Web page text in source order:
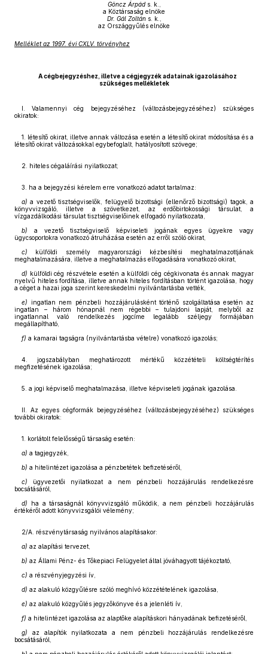
Göncz Árpáds. k.,
a Köztársaság elnöke
Dr. Gál Zoltáns. k.,
az Országgyűlés elnöke
Melléklet az 1997. évi CXLV. törvényhez
A cégbejegyzéshez, illetve a cégjegyzék adatainak igazolásához
szükséges mellékletek
I. Valamennyi cég bejegyzéséhez (változásbejegyzéséhez) szükséges
okiratok:
1. létesítő okirat, illetve annak változása esetén a létesítő okirat módosítása és a
létesítő okirat változásokkal egybefoglalt, hatályosított szövege;
2. hiteles cégaláírási nyilatkozat;
3. ha a bejegyzési kérelem erre vonatkozó adatot tartalmaz:
a) a vezető tisztségviselők, felügyelő bizottsági (ellenőrző bizottsági) tagok, a
könyvvizsgáló, illetve a szövetkezet, az erdőbirtokossági társulat, a
vízgazdálkodási társulat tisztségviselőinek elfogadó nyilatkozata,
b) a vezető tisztségviselő képviseleti jogának egyes ügyekre vagy
ügycsoportokra vonatkozó átruházása esetén az erről szóló okirat,
c) külföldi személy magyarországi kézbesítési meghatalmazottjának
meghatalmazására, illetve a meghatalmazás elfogadására vonatkozó okirat,
d) külföldi cég részvétele esetén a külföldi cég cégkivonata és annak magyar
nyelvű hiteles fordítása, illetve annak hiteles fordításban történt igazolása, hogy
a céget a hazai joga szerint kereskedelmi nyilvántartásba vették,
e) ingatlan nem pénzbeli hozzájárulásként történő szolgáltatása esetén az
ingatlan – három hónapnál nem régebbi – tulajdoni lapját, melyből az
ingatlannal való rendelkezés jogcíme legalább széljegy formájában
megállapítható,
f) a kamarai tagságra (nyilvántartásba vételre) vonatkozó igazolás;
4. jogszabályban meghatározott mértékű közzétételi költségtérítés
megfizetésének igazolása;
5. a jogi képviselő meghatalmazása, illetve képviseleti jogának igazolása.
II. Az egyes cégformák bejegyzéséhez (változásbejegyzéséhez) szükséges
további okiratok:
1. korlátolt felelősségű társaság esetén:
a) a tagjegyzék,
b) a hitelintézet igazolása a pénzbetétek befizetéséről,
c) ügyvezetői nyilatkozat a nem pénzbeli hozzájárulás rendelkezésre
bocsátásáról,
d) ha a társaságnál könyvvizsgáló működik, a nem pénzbeli hozzájárulás
értékéről adott könyvvizsgálói vélemény;
2/A. részvénytársaság nyilvános alapításakor:
a) az alapítási tervezet,
b) az Állami Pénz- és Tőkepiaci Felügyelet által jóváhagyott tájékoztató,
c) a részvényjegyzési ív,
d) az alakuló közgyűlésre szóló meghívó közzétételének igazolása,
e) az alakuló közgyűlés jegyzőkönyve és a jelenléti ív,
f) a hitelintézet igazolása az alaptőke alapításkori hányadának befizetéséről,
g) az alapítók nyilatkozata a nem pénzbeli hozzájárulás rendelkezésre
bocsátásáról,